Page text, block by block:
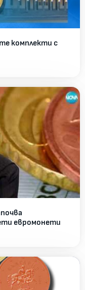
комплекти с
евромонети